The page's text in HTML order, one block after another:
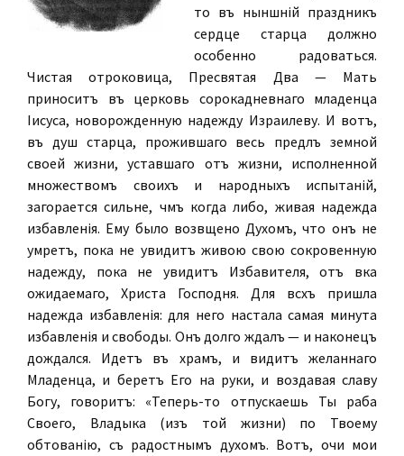
то въ нынѣшній праздникъ
сердце старца должно
особенно радоваться.
Чистая отроковица, Пресвятая Дѣва — Мать
приноситъ въ церковь сорокадневнаго младенца
Іисуса, новорожденную надежду Израилеву. И вотъ,
въ душѣ старца, прожившаго весь предѣлъ земной
своей жизни, уставшаго отъ жизни, исполненной
множествомъ своихъ и народныхъ испытаній,
загорается сильнѣе, чѣмъ когда либо, живая надежда
избавленія. Ему было возвѣщено Духомъ, что онъ не
умретъ, пока не увидитъ живою свою сокровенную
надежду, пока не увидитъ Избавителя, отъ вѣка
ожидаемаго, Христа Господня. Для всѣхъ пришла
надежда избавленія: для него настала самая минута
избавленія и свободы. Онъ долго ждалъ — и наконецъ
дождался. Идетъ въ храмъ, и видитъ желаннаго
Младенца, и беретъ Его на руки, и воздавая славу
Богу, говоритъ: «Теперь-то отпускаешь Ты раба
Своего, Владыка (изъ той жизни) по Твоему
обѣтованію, съ радостнымъ духомъ. Вотъ, очи мои